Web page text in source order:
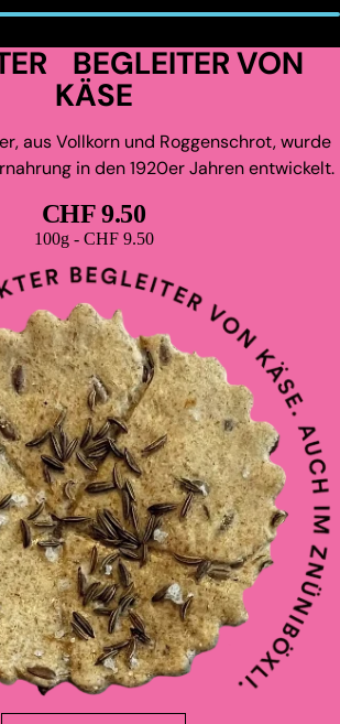
BEGLEITER VON
KÄSE
aus Vollkorn und Roggenschrot, wurde
in den 1920er Jahren entwickelt.
CHF 9.50
Grundpreis
100g - CHF 9.50